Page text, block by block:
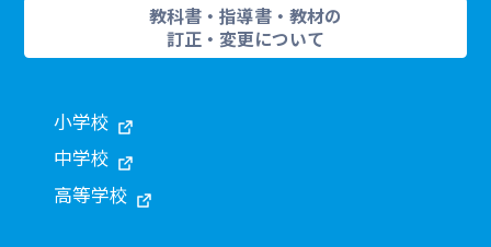
教科書・指導書・教材の
訂正・変更について
小学校
中学校
高等学校